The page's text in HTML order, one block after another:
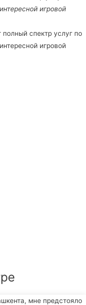
игровой
мне предстояло